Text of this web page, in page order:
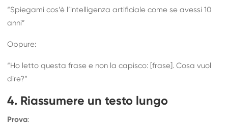
“Spiegami cos’è l’intelligenza artificiale come se avessi 10
anni”
Oppure:
“Ho letto questa frase e non la capisco: [frase]. Cosa vuol
dire?”
4. Riassumere un testo lungo
Prova: